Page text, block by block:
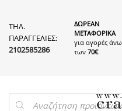
ΤΗΛ.
ΠΑΡΑΓΓΕΛΙΕΣ:
2102585286
ΔΩΡΕΑΝ
ΜΕΤΑΦΟΡΙΚΑ
για αγορές άνω
των 70€
PRODUCTS
SEARCH